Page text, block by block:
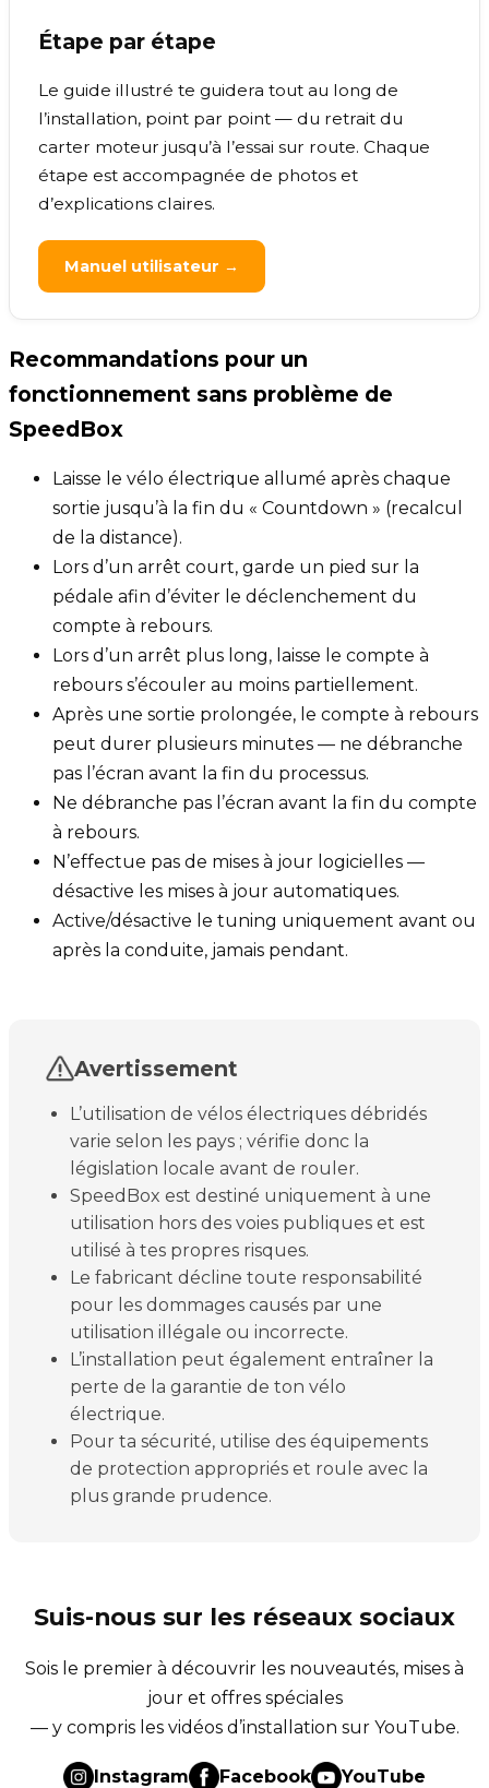
Étape par étape
Le guide illustré te guidera tout au long de
l’installation, point par point — du retrait du
carter moteur jusqu’à l’essai sur route. Chaque
étape est accompagnée de photos et
d’explications claires.
Manuel utilisateur →
Recommandations pour un
fonctionnement sans problème de
SpeedBox
Laisse le vélo électrique allumé après chaque
sortie jusqu’à la fin du « Countdown » (recalcul
de la distance).
Lors d’un arrêt court, garde un pied sur la
pédale afin d’éviter le déclenchement du
compte à rebours.
Lors d’un arrêt plus long, laisse le compte à
rebours s’écouler au moins partiellement.
Après une sortie prolongée, le compte à rebours
peut durer plusieurs minutes — ne débranche
pas l’écran avant la fin du processus.
Ne débranche pas l’écran avant la fin du compte
à rebours.
N’effectue pas de mises à jour logicielles —
désactive les mises à jour automatiques.
Active/désactive le tuning uniquement avant ou
après la conduite, jamais pendant.
Avertissement
L’utilisation de vélos électriques débridés
varie selon les pays ; vérifie donc la
législation locale avant de rouler.
SpeedBox est destiné uniquement à une
utilisation hors des voies publiques et est
utilisé à tes propres risques.
Le fabricant décline toute responsabilité
pour les dommages causés par une
utilisation illégale ou incorrecte.
L’installation peut également entraîner la
perte de la garantie de ton vélo
électrique.
Pour ta sécurité, utilise des équipements
de protection appropriés et roule avec la
plus grande prudence.
Suis-nous sur les réseaux sociaux
Sois le premier à découvrir les nouveautés, mises à
jour et offres spéciales
— y compris les vidéos d’installation sur YouTube.
Instagram Facebook YouTube